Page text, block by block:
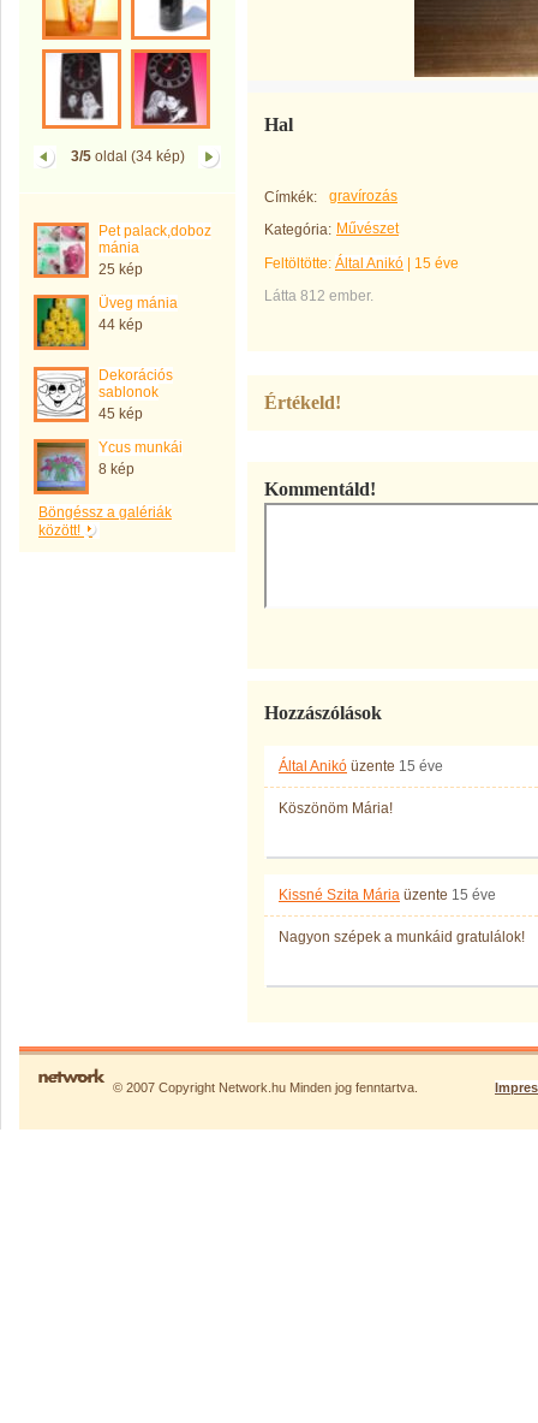
3/5oldal (34 kép)
Pet palack,doboz
mánia
25 kép
Üveg mánia
44 kép
Dekorációs
sablonok
45 kép
Ycus munkái
8 kép
Böngéssz a galériák
között!
Hal
Címkék:
gravírozás
Kategória: Művészet
Feltöltötte: Által Anikó
15 éve
Látta 812 ember.
Értékeld!
Kommentáld!
Hozzászólások
Által Anikó üzente 15 éve
Köszönöm Mária!
Kissné Szita Mária üzente 15 éve
Nagyon szépek a munkáid gratulálok!
© 2007 Copyright Network.hu Minden jog fenntartva.